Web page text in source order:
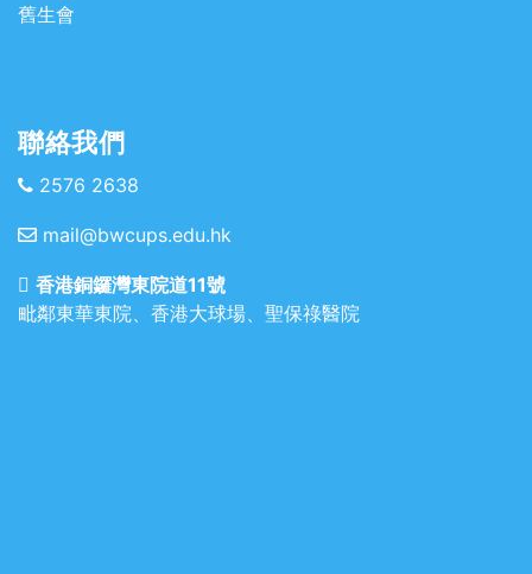
舊生會
聯絡我們
2576 2638
mail@bwcups.edu.hk
香港銅鑼灣東院道11號
毗鄰東華東院、香港大球場、聖保祿醫院